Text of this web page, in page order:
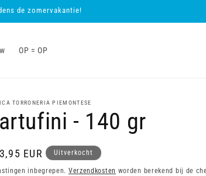
de zomervakantie!
OP = OP
TORRONERIA PIEMONTESE
- 140 gr
EUR Uitverkocht
inbegrepen. Verzendkosten worden berekend bij de